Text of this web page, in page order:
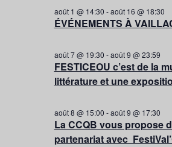
ÉVÉNEMENTS À
août 1 @ 14:30 -août 16 @ 18:30
FESTICEOU c’est de la
littérature et une
août 7 @ 19:30 -août 9 @ 23:59
La CCQB vous propose
partenariat avec
août 8 @ 15:00 -août 9 @ 17:30